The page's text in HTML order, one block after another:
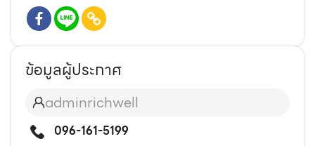
ข้อมูลผู้ประกาศ
adminrichwell
096-161-5199